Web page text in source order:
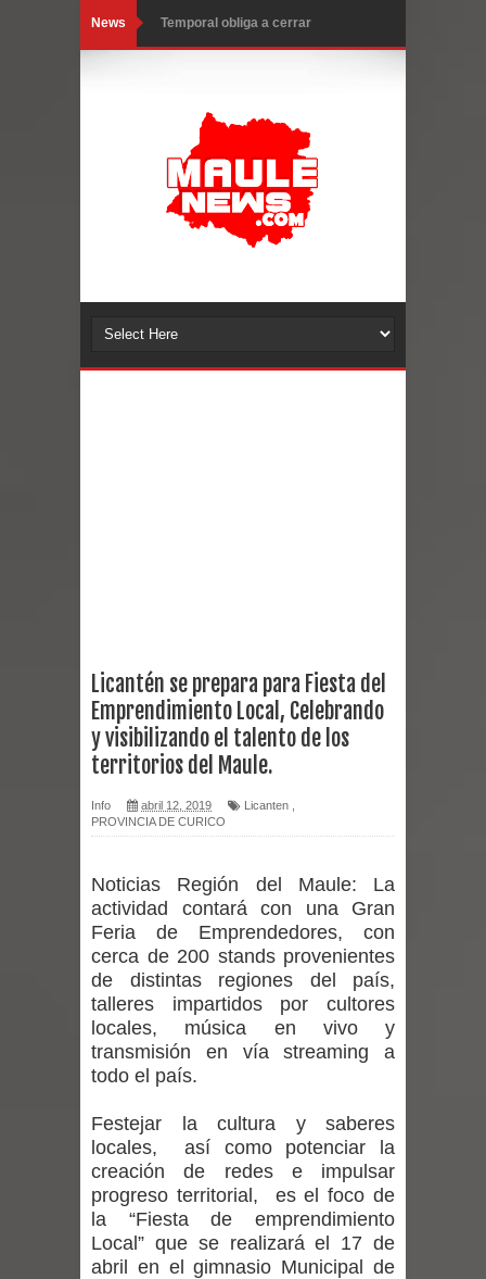
News Temporal obliga a cerrar
Chancho en Talca tras caída de
ramas cerca de carpas
Miles llegan a la Plaza de Armas de
Talca en el inicio de la Fiesta del
Torneo de Asadores reúne a 13
Curicó desarrollará jornada de
vacunación contra la Influenza y otros
virus respiratorios
desafío guerreros 2026
Banda linarense Los Remembers
regresa de Brasil tras impulsar un
intercambio musical y pedagógico
con comunidades escolares
Alta positividad en influenza hace que
expertos reiteren llamado a
vacunarse
Mario Meza endurece críticas contra
Licantén se prepara para Fiesta del
Emprendimiento Local, Celebrando
y visibilizando el talento de los
territorios del Maule.
Info abril 12, 2019 Licanten
PROVINCIA DE CURICO
Noticias Región del Maule: La
actividad contará con una Gran
Feria de Emprendedores, con
cerca de 200 stands provenientes
de distintas regiones del país,
talleres impartidos por cultores
locales, música en vivo y
transmisión en vía streaming a
todo el país.
Festejar la cultura y saberes
locales, así como potenciar la
creación de redes e impulsar
progreso territorial, es el foco de
la “Fiesta de emprendimiento
Local” que se realizará el 17 de
abril en el gimnasio Municipal de